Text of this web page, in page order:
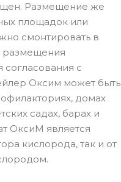
Размещение же
площадок или
смонтировать в
размещения
согласования с
Оксим может быть
домах
садах, барах и
ОксиМ является
кислорода, так и от